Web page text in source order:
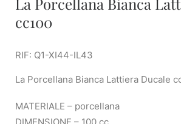
cc100
RIF: Q1-XI44-IL43
La Porcellana Bianca Lattiera Ducale
MATERIALE – porcellana